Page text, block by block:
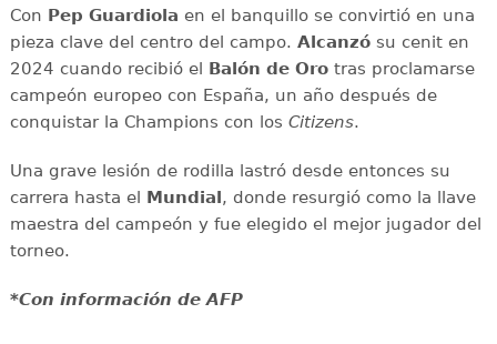
Con Pep Guardiola en el banquillo se convirtió en una
pieza clave del centro del campo. Alcanzósu cenit en
2024 cuando recibió el Balón de Orotras proclamarse
campeón europeo con España, un año después de
conquistar la Champions con los Citizens.
Una grave lesión de rodilla lastró desde entonces su
carrera hasta el Mundial, donde resurgió como la llave
maestra del campeón y fue elegido el mejor jugador del
torneo.
*Con información de AFP